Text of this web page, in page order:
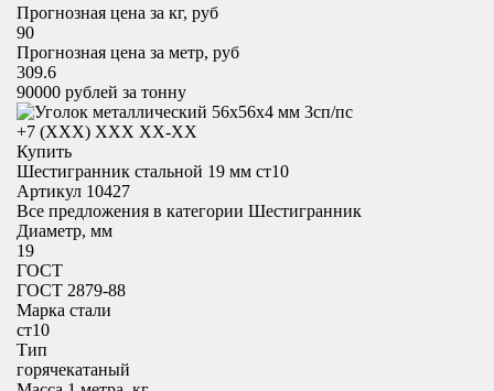
Прогнозная цена за кг, руб
90
Прогнозная цена за метр, руб
309.6
90000 рублей за тонну
+7 (XXX) ХХХ ХХ-ХХ
Купить
Шестигранник стальной 19 мм ст10
Артикул 10427
Все предложения в категории Шестигранник
Диаметр, мм
19
ГОСТ
ГОСТ 2879-88
Марка стали
ст10
Тип
горячекатаный